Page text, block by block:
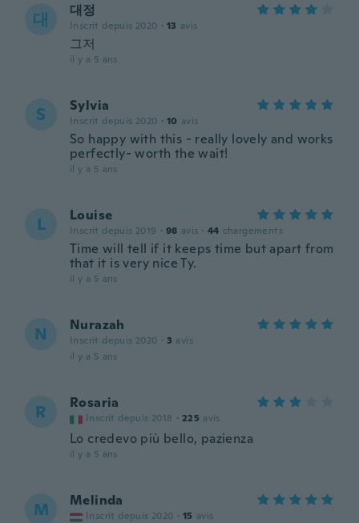
대 대정
Inscrit depuis 2020 · 13 avis
그저
il y a 5 ans
S Sylvia
Inscrit depuis 2020 · 10 avis
So happy with this - really lovely and works
perfectly- worth the wait!
il y a 5 ans
L Louise
Inscrit depuis 2019 · 98 avis · 44 chargements
Time will tell if it keeps time but apart from
that it is very nice Ty.
il y a 5 ans
N Nurazah
Inscrit depuis 2020 · 3 avis
il y a 5 ans
R Rosaria
Inscrit depuis 2018 · 225 avis
Lo credevo più bello, pazienza
il y a 5 ans
M Melinda
Inscrit depuis 2020 · 15 avis